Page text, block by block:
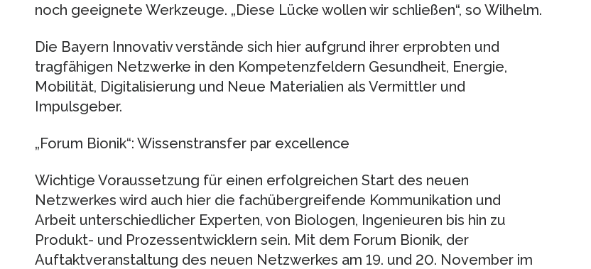
noch geeignete Werkzeuge. „Diese Lücke wollen wir schließen“, so Wilhelm.
Die Bayern Innovativ verstände sich hier aufgrund ihrer erprobten und
tragfähigen Netzwerke in den Kompetenzfeldern Gesundheit, Energie,
Mobilität, Digitalisierung und Neue Materialien als Vermittler und
Impulsgeber.
„Forum Bionik“: Wissenstransfer par excellence
Wichtige Voraussetzung für einen erfolgreichen Start des neuen
Netzwerkes wird auch hier die fachübergreifende Kommunikation und
Arbeit unterschiedlicher Experten, von Biologen, Ingenieuren bis hin zu
Produkt- und Prozessentwicklern sein. Mit dem Forum Bionik, der
Auftaktveranstaltung des neuen Netzwerkes am 19. und 20. November im